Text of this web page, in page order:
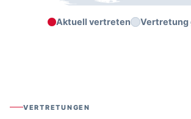
Aktuell vertreten Vertretung
VERTRETUNGEN